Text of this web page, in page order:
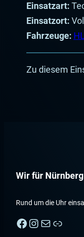
Einsatzart:
Einsatzort:
Fahrzeuge:
Zu diesem
Wir für Nürnberg
Rund um die Uhr
Facebook Instagram E-Mail Nebenan